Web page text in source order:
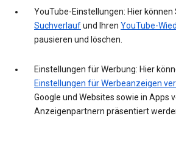
YouTube-Einstellungen: Hier können
Suchverlaufund Ihren YouTube-
pausieren und löschen.
Einstellungen für Werbung: Hier
Einstellungen für Werbeanzeigen
Google und Websites sowie in Apps
Anzeigenpartnern präsentiert